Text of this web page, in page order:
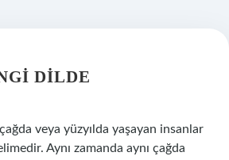
DILDE
veya yüzyılda yaşayan insanlar
Aynı zamanda aynı çağda